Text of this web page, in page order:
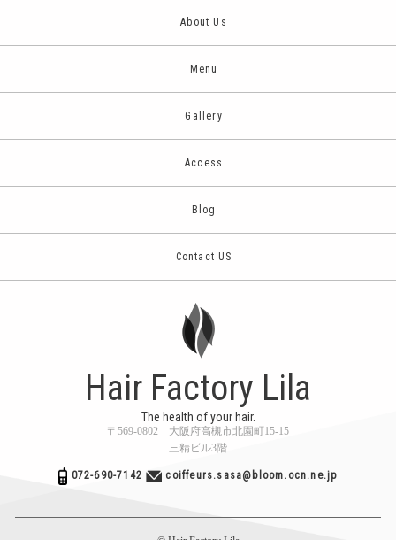
About Us
Menu
Gallery
Access
Blog
Contact US
Hair Factory Lila
The health of your hair.
〒569-0802 大阪府高槻市北園町15-15
三精ビル3階
072-690-7142 coiffeurs.sasa@bloom.ocn.ne.jp